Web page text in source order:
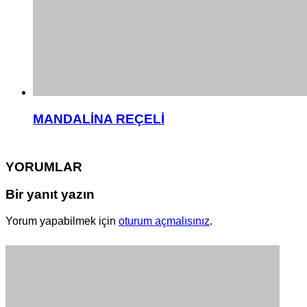
MANDALİNA REÇELİ
YORUMLAR
Bir yanıt yazın
Yorum yapabilmek için oturum açmalısınız.